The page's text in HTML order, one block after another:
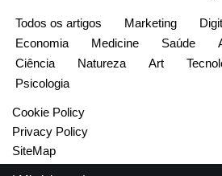
Todos os artigos Marketing
Economia
Medicine Saúde
Ciência
Natureza Art
Psicologia
Cookie Policy
Privacy Policy
SiteMap